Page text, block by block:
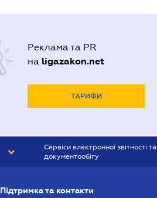
Реклама та PR
на ligazakon.net
ТАРИФИ
Сервіси електронної звітності та
документообігу
Підтримка та контакти